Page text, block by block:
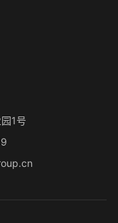
1号